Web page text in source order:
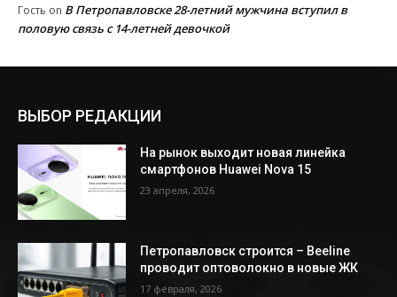
Гость on В Петропавловске 28-летний мужчина вступил в
половую связь с 14-летней девочкой
ВЫБОР РЕДАКЦИИ
На рынок выходит новая линейка
смартфонов Huawei Nova 15
23 апреля, 2026
Петропавловск строится – Beeline
проводит оптоволокно в новые ЖК
17 февраля, 2026